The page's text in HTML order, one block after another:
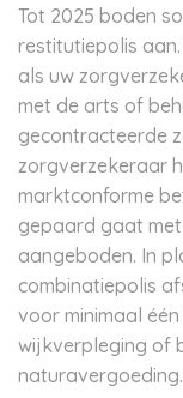
Tot 2025 boden
restitutiepolis
als uw
met de arts of
gecontracteerde
zorgverzekeraar
marktconforme
gepaard gaat
aangeboden. In
combinatiepolis
voor minimaal
wijkverpleging of
naturavergoeding.